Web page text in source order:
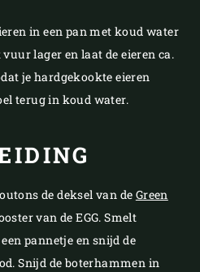
in een pan met koud water
lager en laat de eieren ca.
je hardgekookte eieren
terug in koud water.
de deksel van de Green
van de EGG. Smelt
pannetje en snijd de
Snijd de boterhammen in